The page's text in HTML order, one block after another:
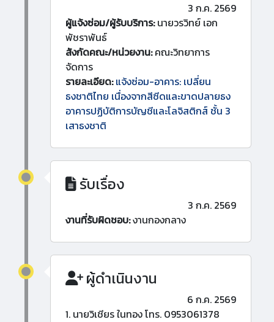
3 ก.ค. 2569
ผู้แจ้งซ่อม/ผู้รับบริการ:นายวรวิทย์ เอก
พัชราพันธ์
สังกัดคณะ/หน่วยงาน:คณะวิทยาการ
จัดการ
รายละเอียด: แจ้งซ่อม-อาคาร: เปลี่ยน
ธงชาติไทย เนื่องจากสีซีดและขาดปลายธง
อาคารปฏิบัติการบัญชีและโลจิสติกส์ ชั้น 3
เสาธงชาติ
รับเรื่อง
3 ก.ค. 2569
งานที่รับผิดชอบ:งานกองกลาง
ผู้ดำเนินงาน
6 ก.ค. 2569
1. นายวิเชียร ในทอง โทร. 0953061378